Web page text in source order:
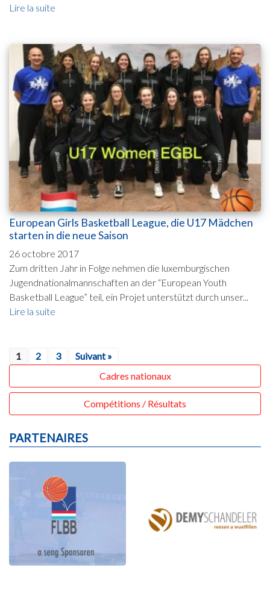
Lire la suite
European Girls Basketball League, die U17 Mädchen
starten in die neue Saison
26 octobre 2017
Zum dritten Jahr in Folge nehmen die luxemburgischen
Jugendnationalmannschaften an der “European Youth
Basketball League” teil, ein Projet unterstützt durch unser...
Lire la suite
1 2 3
Suivant »
Cadres nationaux
Compétitions / Résultats
PARTENAIRES